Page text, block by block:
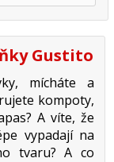
Gustito
mícháte a
kompoty,
A víte, že
vypadají na
tvaru? A co